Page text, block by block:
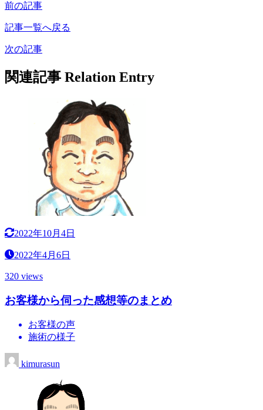
前の記事
記事一覧へ戻る
次の記事
関連記事 Relation Entry
2022年10月4日
2022年4月6日
320 views
お客様から伺った感想等のまとめ
お客様の声
施術の様子
kimurasun